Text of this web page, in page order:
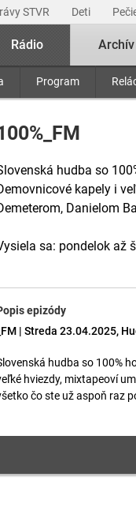
STVR Deti
Rádio
Program
Archív
hudba so
kapely i
Danielom
sa: pondelok až
epizódy
_FM | Streda 23.04.2025,
hudba so 100%
hviezdy, mixtapeoví
čo ste už aspoň raz